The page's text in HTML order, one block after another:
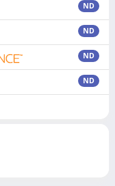
ND
ND
ND
ND